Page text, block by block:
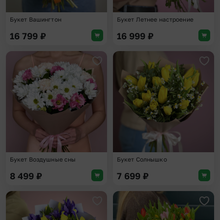
Букет Вашингтон
16 799 ₽
Букет Летнее настроение
16 999 ₽
Добавить в избранное
Букет Воздушные сны
8 499 ₽
Букет Солнышко
7 699 ₽
Добавить в избранное